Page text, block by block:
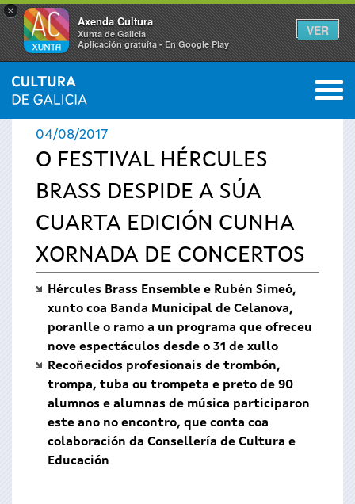
×
Axenda Cultura
Xunta de Galicia
Aplicación gratuíta - En Google Play
VER
Vostede
está
aquí
INICIO › ACTUALIDADE 0
04/08/2017
O FESTIVAL HÉRCULES
BRASS DESPIDE A SÚA
CUARTA EDICIÓN CUNHA
XORNADA DE CONCERTOS
Hércules Brass Ensemble e Rubén Simeó,
xunto coa Banda Municipal de Celanova,
poranlle o ramo a un programa que ofreceu
nove espectáculos desde o 31 de xullo
Recoñecidos profesionais de trombón,
trompa, tuba ou trompeta e preto de 90
alumnos e alumnas de música participaron
este ano no encontro, que conta coa
colaboración da Consellería de Cultura e
Educación